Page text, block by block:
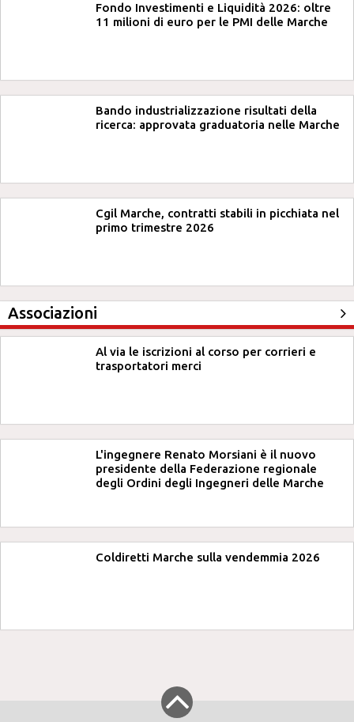
Fondo Investimenti e Liquidità 2026: oltre
11 milioni di euro per le PMI delle Marche
Bando industrializzazione risultati della
ricerca: approvata graduatoria nelle Marche
Cgil Marche, contratti stabili in picchiata nel
primo trimestre 2026
Associazioni
Al via le iscrizioni al corso per corrieri e
trasportatori merci
L'ingegnere Renato Morsiani è il nuovo
presidente della Federazione regionale
degli Ordini degli Ingegneri delle Marche
Coldiretti Marche sulla vendemmia 2026